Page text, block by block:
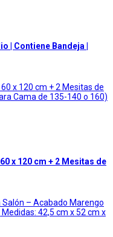
| Contiene Bandeja |
x 120 cm + 2 Mesitas de